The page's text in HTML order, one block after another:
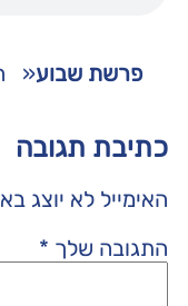
פרשת שבוע«
כתיבת תגובה
האימייל לא יוצג
התגובה שלך *